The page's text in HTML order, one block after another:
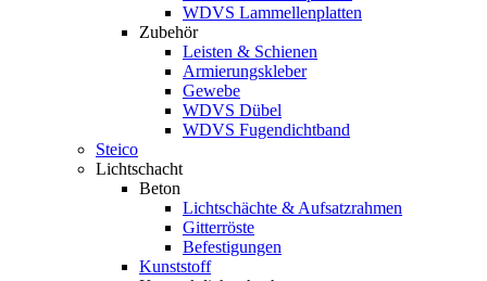
WDVS Lammellenplatten
Zubehör
Leisten & Schienen
Armierungskleber
Gewebe
WDVS Dübel
WDVS Fugendichtband
Steico
Lichtschacht
Beton
Lichtschächte & Aufsatzrahmen
Gitterröste
Befestigungen
Kunststoff